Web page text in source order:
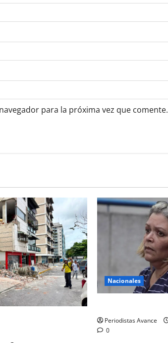
para la próxima vez que comente.
Nacionales
Periodistas Avance
0